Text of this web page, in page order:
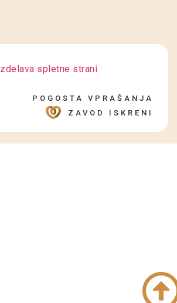
spletne strani
POGOSTA VPRAŠANJA
ZAVOD ISKRENI